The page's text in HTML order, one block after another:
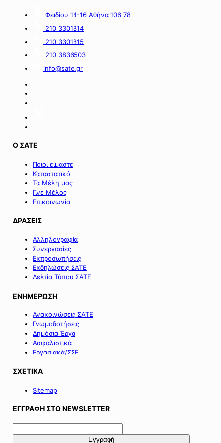
πόρους
Πράσινου
Ταμείου».
ειδικού
στήριξης
Φειδίου 14-16 Αθήνα 106 78
210 3301814
210 3301815
210 3836503
info@sate.gr
Ο ΣΑΤΕ
Ποιοι είμαστε
Καταστατικό
Τα Μέλη μας
Γίνε Μέλος
Επικοινωνία
ΔΡΑΣΕΙΣ
Αλληλογραφία
Συνεργασίες
Εκπροσωπήσεις
Εκδηλώσεις ΣΑΤΕ
Δελτία Τύπου ΣΑΤΕ
ΕΝΗΜΕΡΩΣΗ
Ανακοινώσεις ΣΑΤΕ
Γνωμοδοτήσεις
Δημόσια Έργα
Ασφαλιστικά
Εργασιακά/ΣΣΕ
ΣΧΕΤΙΚΑ
Sitemap
ΕΓΓΡΑΦΗ ΣΤΟ NEWSLETTER